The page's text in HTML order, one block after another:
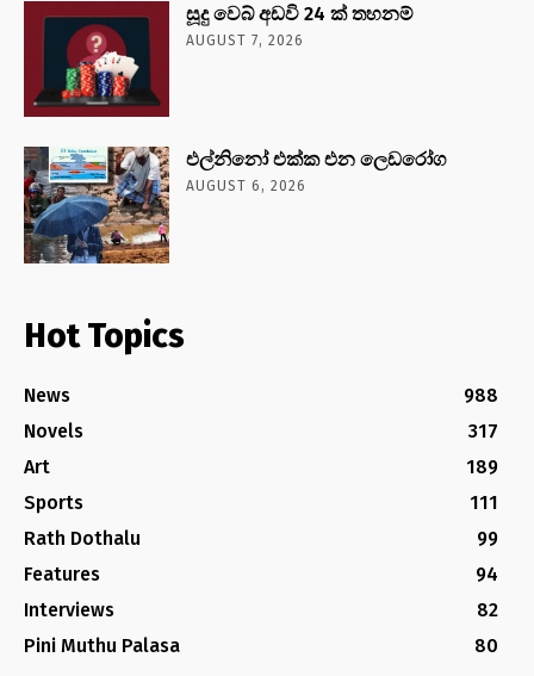
සූදු වෙබ් අඩවි 24 ක් තහනම්
AUGUST 7, 2026
එල්නිනෝ එක්ක එන ලෙඩරෝග
AUGUST 6, 2026
Hot Topics
News
988
Novels
317
Art
189
Sports
111
Rath Dothalu
99
Features
94
Interviews
82
Pini Muthu Palasa
80